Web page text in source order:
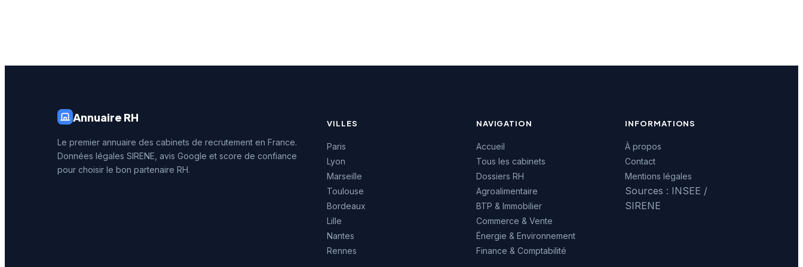
qualité des prestations
Annuaire RH
Le premier annuaire des cabinets de recrutement en France.
Données légales SIRENE, avis Google et score de confiance
pour choisir le bon partenaire RH.
VILLES
Paris
Lyon
Marseille
Toulouse
Bordeaux
Lille
Nantes
Rennes
NAVIGATION
Accueil
Tous les cabinets
Dossiers RH
Agroalimentaire
BTP & Immobilier
Commerce & Vente
Énergie & Environnement
Finance & Comptabilité
INFORMATIONS
À propos
Contact
Mentions légales
Sources : INSEE /
SIRENE